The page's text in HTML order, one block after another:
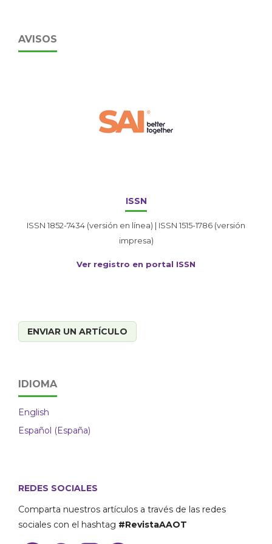
AVISOS
ISSN
ISSN 1852-7434 (versión en línea) | ISSN 1515-1786 (versión
impresa)
Ver registro en portal ISSN
ENVIAR UN ARTÍCULO
IDIOMA
English
Español (España)
REDES SOCIALES
Comparta nuestros artículos a través de las redes
sociales con el hashtag #RevistaAAOT